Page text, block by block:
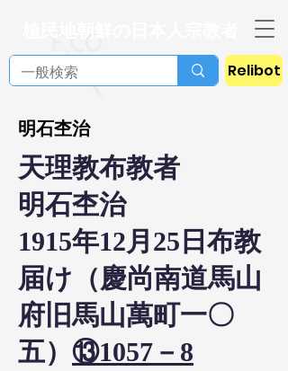
Relibot
明石杢治
天理教布教者
明石杢治
1915年12月25日布教
届け（慶尚南道馬山
府旧馬山萬町一〇
五） ⑬1057－8